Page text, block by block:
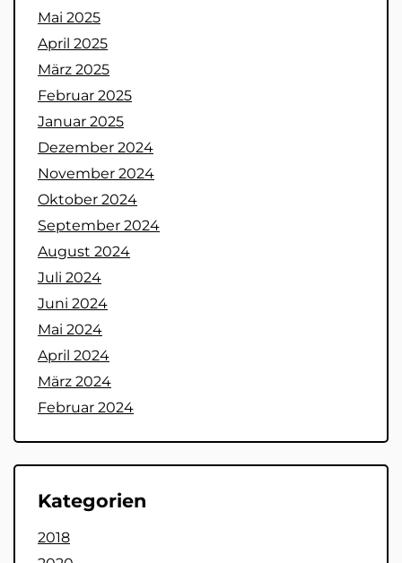
Mai 2025
April 2025
März 2025
Februar 2025
Januar 2025
Dezember 2024
November 2024
Oktober 2024
September 2024
August 2024
Juli 2024
Juni 2024
Mai 2024
April 2024
März 2024
Februar 2024
Kategorien
2018